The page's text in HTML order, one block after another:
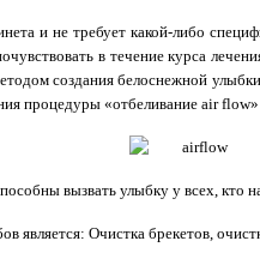
и не требует какой-либо
в течение курса
создания белоснежной
процедуры «отбеливание air
вызвать улыбку у всех, кто
Очистка брекетов,